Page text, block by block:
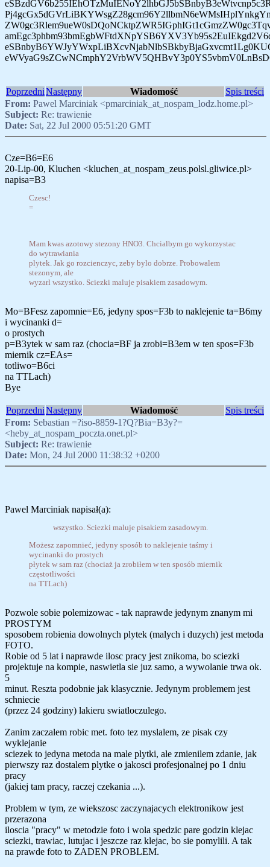
PoprzedniNastępny Wiadomość
Spis treści
From: Pawel Marciniak <pmarciniak_at_nospam_lodz.home.pl>
Subject: Re: trawienie
Date: Sat, 22 Jul 2000 05:51:20 GMT
Cze=B6=E6
20-Lip-00, Kluchen <kluchen_at_nospam_zeus.polsl.gliwice.pl>
napisa=B3
Czesc!
=
Mam kwas azotowy stezony HNO3. Chcialbym go wykorzystac
do wytrawiania
plytek. Jak go rozcienczyc, zeby bylo dobrze. Probowalem
stezonym, ale
wyzarl wszystko. Sciezki maluje pisakiem zasadowym.
Mo=BFesz zapomnie=E6, jedyny spos=F3b to naklejenie ta=B6my
i wycinanki d=
o prostych
p=B3ytek w sam raz (chocia=BF ja zrobi=B3em w ten spos=F3b
miernik cz=EAs=
totliwo=B6ci
na TTLach)
Bye
PoprzedniNastępny Wiadomość
Spis treści
From: Sebastian =?iso-8859-1?Q?Bia=B3y?=
<heby_at_nospam_poczta.onet.pl>
Subject: Re: trawienie
Date: Mon, 24 Jul 2000 11:38:32 +0200
Pawel Marciniak napisał(a):
wszystko. Sciezki maluje pisakiem zasadowym.
Możesz zapomnieć, jedyny sposób to naklejenie taśmy i
wycinanki do prostych
płytek w sam raz (chociaż ja zrobiłem w ten sposób miernik
częstotliwości
na TTLach)
Pozwole sobie polemizowac - tak naprawde jedynym znanym mi
PROSTYM
sposobem robienia dowolnych plytek (malych i duzych) jest metoda
FOTO.
Robie od 5 lat i naprawde ilosc pracy jest znikoma, bo sciezki
projektuje na kompie, naswietla sie juz samo, a wywolanie trwa ok.
5
minut. Reszta podobnie jak klasycznie. Jedynym problemem jest
schniecie
(przez 24 godziny) lakieru swiatloczulego.
Zanim zaczalem robic met. foto tez myslalem, ze pisak czy
wyklejanie
sciezek to jedyna metoda na male plytki, ale zmienilem zdanie, jak
pierwszy raz dostalem plytke o jakosci profesjonalnej po 1 dniu
pracy
(jakiej tam pracy, raczej czekania ...).
Problem w tym, ze wiekszosc zaczynajacych elektronikow jest
przerazona
iloscia "pracy" w metodzie foto i wola spedzic pare godzin klejac
sciezki, trawiac, lutujac i jeszcze raz klejac, bo sie pomylili. A tak
na prawde foto to ZADEN PROBLEM.